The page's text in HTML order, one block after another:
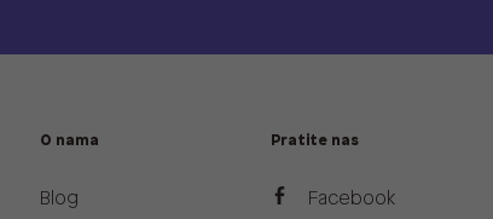
O nama
Blog
Pratite nas
Facebook